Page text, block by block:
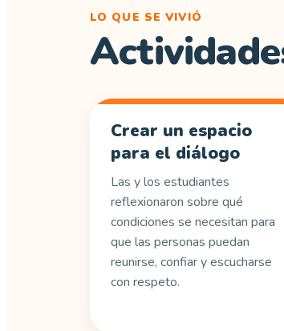
LO QUE SE VIVIÓ
Crear un espacio
para el diálogo
Las y los estudiantes
reflexionaron sobre qué
condiciones se necesitan para
que las personas puedan
reunirse, confiar y escucharse
con respeto.